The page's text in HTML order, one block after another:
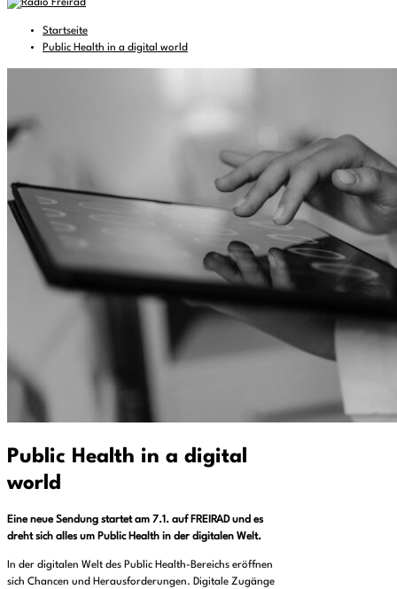
Startseite
Public Health in a digital world
Public Health in a digital
world
Eine neue Sendung startet am 7.1. auf FREIRAD und es
dreht sich alles um Public Health in der digitalen Welt.
In der digitalen Welt des Public Health-Bereichs eröffnen
sich Chancen und Herausforderungen. Digitale Zugänge